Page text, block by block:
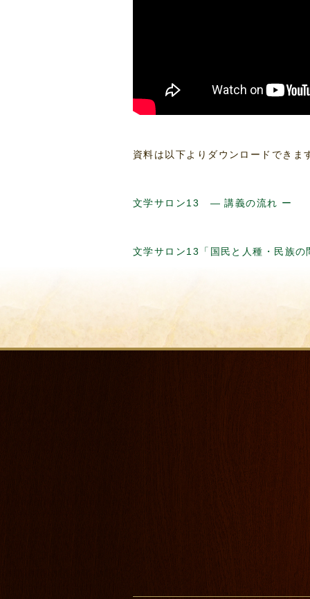
資料は以下よりダウンロードできま
文学サロン13 ― 講義の流れ ー
文学サロン13「国民と人種・民族の